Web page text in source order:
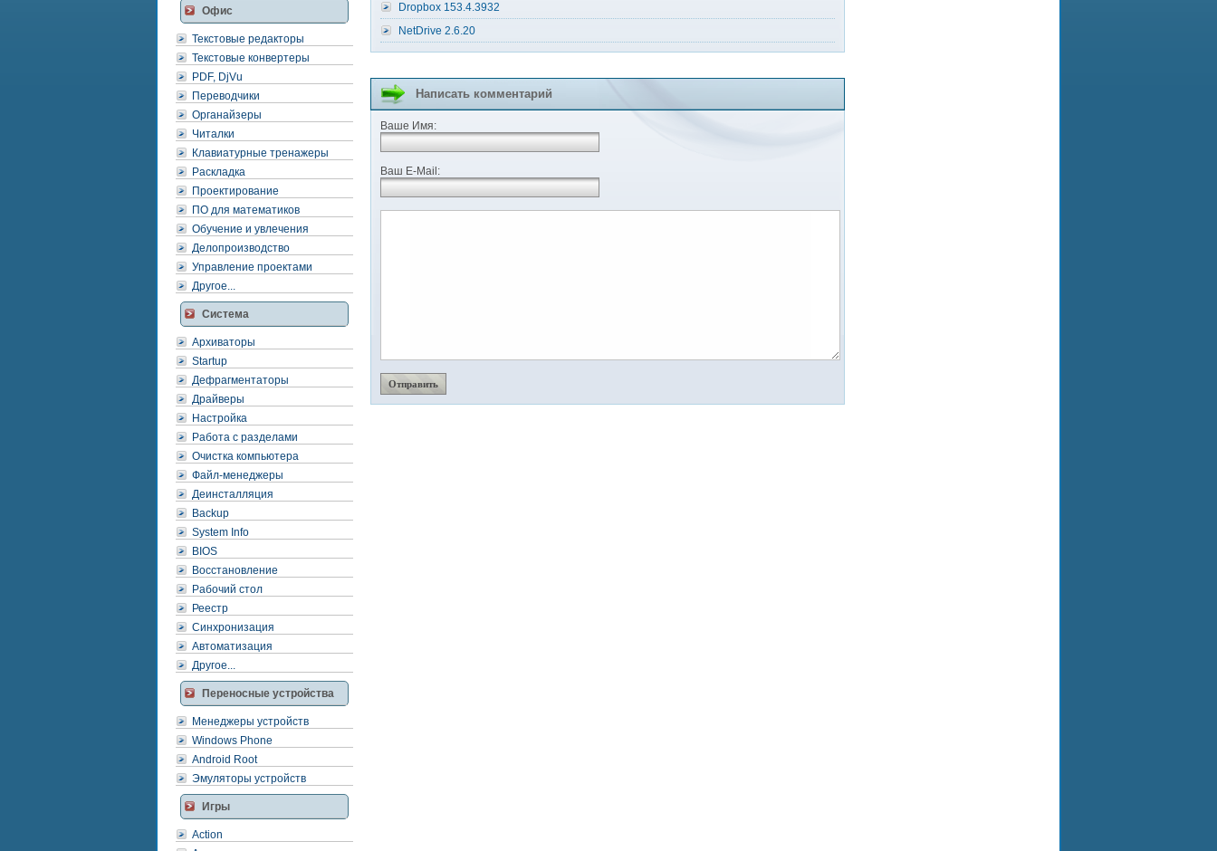
Офис
Текстовые редакторы
Текстовые конвертеры
PDF, DjVu
Переводчики
Органайзеры
Читалки
Клавиатурные тренажеры
Раскладка
Проектирование
ПО для математиков
Обучение и увлечения
Делопроизводство
Управление проектами
Другое...
Система
Архиваторы
Startup
Дефрагментаторы
Драйверы
Настройка
Работа с разделами
Очистка компьютера
Файл-менеджеры
Деинсталляция
Backup
System Info
BIOS
Восстановление
Рабочий стол
Реестр
Синхронизация
Автоматизация
Другое...
Переносные устройства
Менеджеры устройств
Windows Phone
Android Root
Эмуляторы устройств
Игры
Action
Dropbox 153.4.3932
NetDrive 2.6.20
Написать комментарий
Ваше Имя:
Ваш E-Mail: